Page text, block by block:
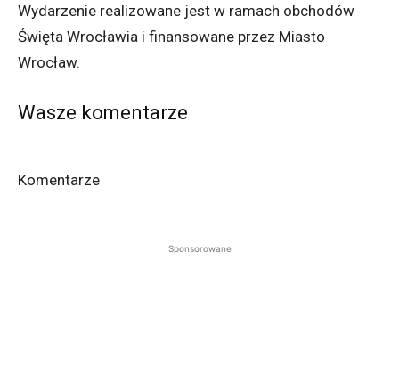
Wydarzenie realizowane jest w ramach obchodów
Święta Wrocławia i finansowane przez Miasto
Wrocław.
Wasze komentarze
Komentarze
Sponsorowane